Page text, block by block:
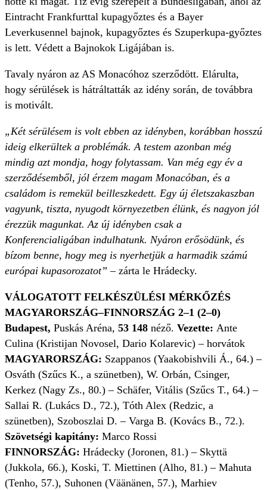
Eintracht Frankfurttal kupagyőztes és a Bayer
Leverkusennel bajnok, kupagyőztes és Szuperkupa-győztes
is lett. Védett a Bajnokok Ligájában is.
Tavaly nyáron az AS Monacóhoz szerződött. Elárulta,
hogy sérülések is hátráltatták az idény során, de továbbra
is motivált.
„Két sérülésem is volt ebben az idényben, korábban hosszú
ideig elkerültek a problémák. A testem azonban még
mindig azt mondja, hogy folytassam. Van még egy év a
szerződésemből, jól érzem magam Monacóban, és a
családom is remekül beilleszkedett. Egy új életszakaszban
vagyunk, tiszta, nyugodt környezetben élünk, és nagyon jól
érezzük magunkat. Az új idényben csak a
Konferencialigában indulhatunk. Nyáron erősödünk, és
bízom benne, hogy meg is nyerhetjük a harmadik számú
európai kupasorozatot” – zárta le Hrádecky.
VÁLOGATOTT FELKÉSZÜLÉSI MÉRKŐZÉS
MAGYARORSZÁG–FINNORSZÁG 2–1 (2–0)
Budapest, Puskás Aréna, 53 148 néző. Vezette: Ante
Culina (Kristijan Novosel, Dario Kolarevic) – horvátok
MAGYARORSZÁG: Szappanos (Yaakobishvili Á., 64.) –
Osváth (Szűcs K., a szünetben), W. Orbán, Csinger,
Kerkez (Nagy Zs., 80.) – Schäfer, Vitális (Szűcs T., 64.) –
Sallai R. (Lukács D., 72.), Tóth Alex (Redzic, a
szünetben), Szoboszlai D. – Varga B. (Kovács B., 72.).
Szövetségi kapitány: Marco Rossi
FINNORSZÁG: Hrádecky (Joronen, 81.) – Skyttä
(Jukkola, 66.), Koski, T. Miettinen (Alho, 81.) – Mahuta
(Tenho, 57.), Suhonen (Väänänen, 57.), Marhiev